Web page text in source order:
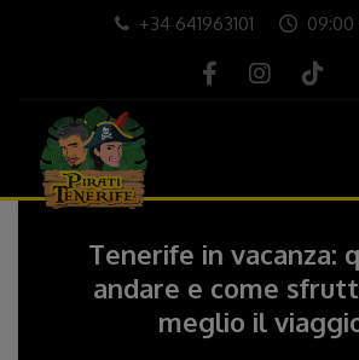
+34 641963101 09:00
Tenerife in vacanza:
andare e come
meglio il